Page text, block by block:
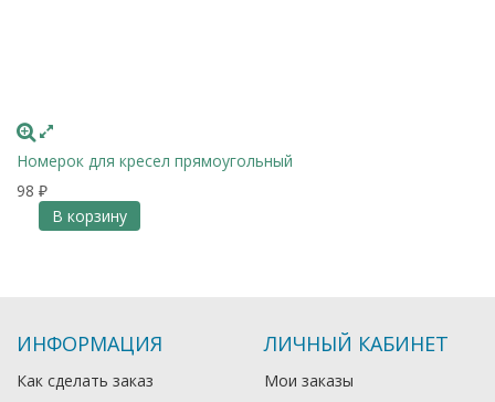
Номерок для кресел прямоугольный
98 ₽
В корзину
ИНФОРМАЦИЯ
Как сделать заказ
ЛИЧНЫЙ КАБИНЕТ
Мои заказы